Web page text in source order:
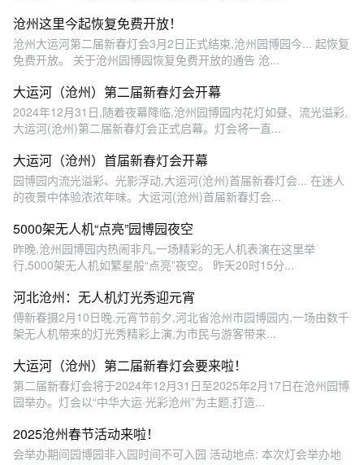
沧州这里今起恢复免费开放！
沧州大运河第二届新春灯会3月2日正式结束,沧州园博园今... 起恢复
免费开放。 关于沧州园博园恢复免费开放的通告 沧...
大运河（沧州）第二届新春灯会开幕
2024年12月31日,随着夜幕降临,沧州园博园内花灯如昼、流光溢彩,
大运河(沧州)第二届新春灯会正式启幕。灯会将一直...
大运河（沧州）首届新春灯会开幕
园博园内流光溢彩、光影浮动,大运河(沧州)首届新春灯会... 在迷人
的夜景中体验浓浓年味。大运河(沧州)首届新春灯会...
5000架无人机“点亮”园博园夜空
昨晚,沧州园博园内热闹非凡,一场精彩的无人机表演在这里举
行,5000架无人机如繁星般“点亮”夜空。 昨天20时15分...
河北沧州：无人机灯光秀迎元宵
傅新春摄2月10日晚,元宵节前夕,河北省沧州市园博园内,一场由数千
架无人机带来的灯光秀精彩上演,为市民与游客带来...
大运河（沧州）第二届新春灯会要来啦！
第二届新春灯会将于2024年12月31日至2025年2月17日在沧州园博
园举办。灯会以“中华大运·光彩沧州”为主题,打造...
2025沧州春节活动来啦！
会举办期间园博园非入园时间不可入园 活动地点: 本次灯会举办地